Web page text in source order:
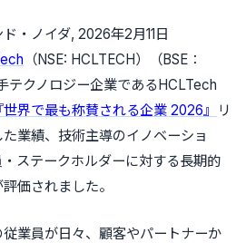
・ノイダ, 2026年2月11日
（NSE: HCLTECH）（BSE：
テクノロジー企業であるHCLTech
世界で最も称賛される企業 2026』
リ
業績、技術主導のイノベーショ
ステークホルダーに対する長期的
価されました。
従業員が日々、顧客やパートナーか